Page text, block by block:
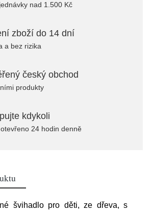
nad 1.500 Kč
zboží do 14 dní
a bez rizika
český obchod
produkty
kdykoli
24 hodin denně
švihadlo pro děti, ze dřeva, s